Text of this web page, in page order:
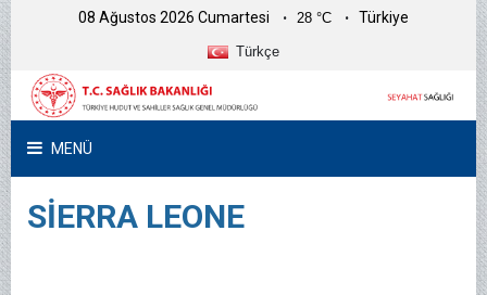
08 Ağustos 2026 Cumartesi 28 °C Türkiye
Türkçe
MENÜ
SİERRA LEONE